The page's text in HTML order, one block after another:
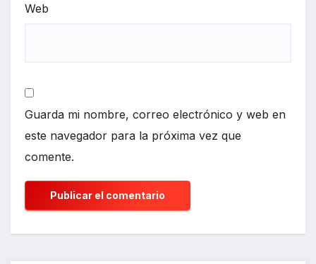
Web
Guarda mi nombre, correo electrónico y web en
este navegador para la próxima vez que
comente.